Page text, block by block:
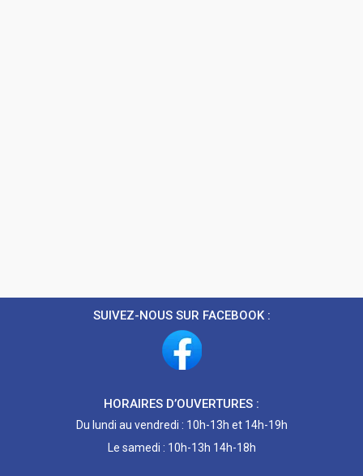
SUIVEZ-NOUS SUR FACEBOOK :
HORAIRES D’OUVERTURES :
Du lundi au vendredi : 10h-13h et 14h-19h
Le samedi : 10h-13h 14h-18h